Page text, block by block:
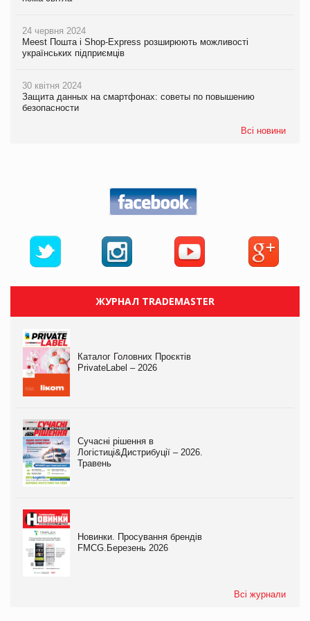
24 червня 2024
Meest Пошта і Shop-Express розширюють можливості
українських підприємців
30 квітня 2024
Защита данных на смартфонах: советы по повышению
безопасности
Всі новини
ЖУРНАЛ TRADEMASTER
Каталог Головних Проєктів
PrivateLabel – 2026
Сучасні рішення в
Логістиці&Дистрибуції – 2026.
Травень
Новинки. Просування брендів
FMCG.Березень 2026
Всі журнали